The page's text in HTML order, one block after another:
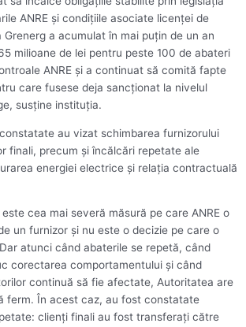
ANRE şi condiţiile asociate licenţei de
Grenerg a acumulat în mai puţin de un an
milioane de lei pentru peste 100 de abateri
ANRE şi a continuat să comită fapte
care fusese deja sancţionat la nivelul
susţine instituţia.
au vizat schimbarea furnizorului
finali, precum şi încălcări repetate ale
energiei electrice şi relaţia contractuală
cea mai severă măsură pe care ANRE o
un furnizor şi nu este o decizie pe care o
atunci când abaterile se repetă, când
corectarea comportamentului şi când
continuă să fie afectate, Autoritatea are
ferm. În acest caz, au fost constatate
clienţi finali au fost transferaţi către